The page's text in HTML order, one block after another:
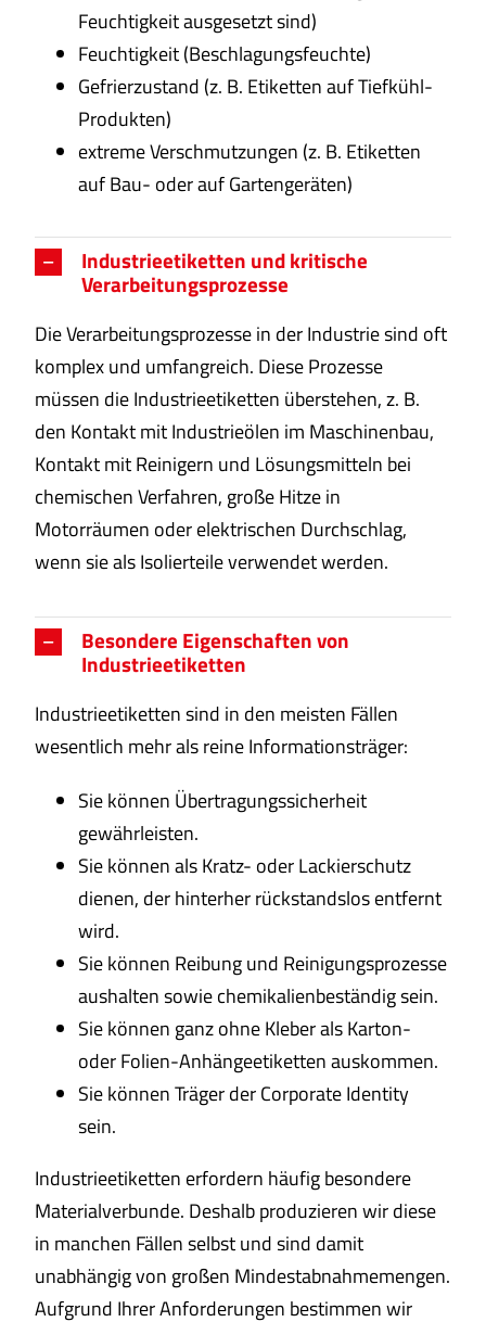
Feuchtigkeit ausgesetzt sind)
Feuchtigkeit (Beschlagungsfeuchte)
Gefrierzustand (z. B. Etiketten auf Tiefkühl-
Produkten)
extreme Verschmutzungen (z. B. Etiketten
auf Bau- oder auf Gartengeräten)
Industrieetiketten und kritische
Verarbeitungsprozesse
Die Verarbeitungsprozesse in der Industrie sind oft
komplex und umfangreich. Diese Prozesse
müssen die Industrieetiketten überstehen, z. B.
den Kontakt mit Industrieölen im Maschinenbau,
Kontakt mit Reinigern und Lösungsmitteln bei
chemischen Verfahren, große Hitze in
Motorräumen oder elektrischen Durchschlag,
wenn sie als Isolierteile verwendet werden.
Besondere Eigenschaften von
Industrieetiketten
Industrieetiketten sind in den meisten Fällen
wesentlich mehr als reine Informationsträger:
Sie können Übertragungssicherheit
gewährleisten.
Sie können als Kratz- oder Lackierschutz
dienen, der hinterher rückstandslos entfernt
wird.
Sie können Reibung und Reinigungsprozesse
aushalten sowie chemikalienbeständig sein.
Sie können ganz ohne Kleber als Karton-
oder Folien-Anhängeetiketten auskommen.
Sie können Träger der Corporate Identity
sein.
Industrieetiketten erfordern häufig besondere
Materialverbunde. Deshalb produzieren wir diese
in manchen Fällen selbst und sind damit
unabhängig von großen Mindestabnahmemengen.
Aufgrund Ihrer Anforderungen bestimmen wir